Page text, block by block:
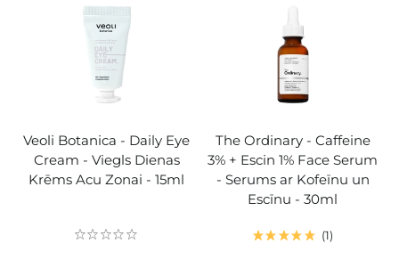
Veoli Botanica - Daily Eye
Cream - Viegls Dienas
Krēms Acu Zonai - 15ml
The Ordinary - Caffeine
3% + Escin 1% Face Serum
- Serums ar Kofeīnu un
Escīnu - 30ml
1